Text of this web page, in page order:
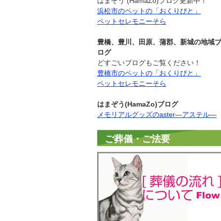
浜松市のペットの「おくりびと」
ペットセレモニーそら
豊橋、豊川、田原、蒲郡、新城の地域ブ
ログ
どすごいブログもご覧ください！
豊橋市のペットの「おくりびと」
ペットセレモニーそら
はまぞう(HamaZo)ブログ
メモリアルグッズのaster―アステル―
ご葬儀・ご法要